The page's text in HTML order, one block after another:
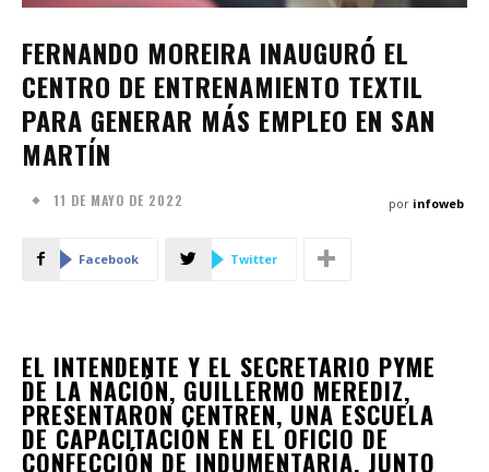
FERNANDO MOREIRA INAUGURÓ EL
CENTRO DE ENTRENAMIENTO TEXTIL
PARA GENERAR MÁS EMPLEO EN SAN
MARTÍN
11 DE MAYO DE 2022 por infoweb
Facebook Twitter
EL INTENDENTE Y EL SECRETARIO PYME
DE LA NACIÓN, GUILLERMO MEREDIZ,
PRESENTARON CENTREN, UNA ESCUELA
DE CAPACITACIÓN EN EL OFICIO DE
CONFECCIÓN DE INDUMENTARIA, JUNTO